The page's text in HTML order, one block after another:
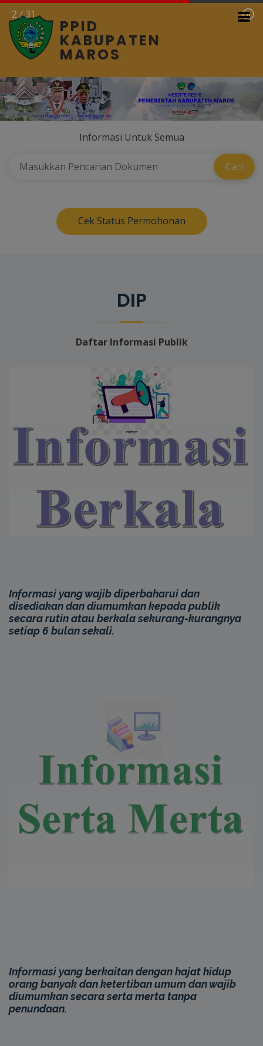
PPID
KABUPATEN
MAROS
Informasi Untuk Semua
Cek Status Permohonan
DIP
Daftar Informasi Publik
Informasi yang wajib diperbaharui dan
disediakan dan diumumkan kepada publik
secara rutin atau berkala sekurang-kurangnya
setiap 6 bulan sekali.
Informasi yang berkaitan dengan hajat hidup
orang banyak dan ketertiban umum dan wajib
diumumkan secara serta merta tanpa
penundaan.
2/31